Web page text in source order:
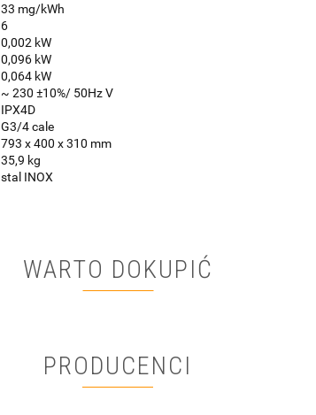
33 mg/kWh
6
0,002 kW
0,096 kW
0,064 kW
~ 230 ±10%/ 50Hz V
IPX4D
G3/4 cale
793 x 400 x 310 mm
35,9 kg
stal INOX
WARTO DOKUPIĆ
PRODUCENCI